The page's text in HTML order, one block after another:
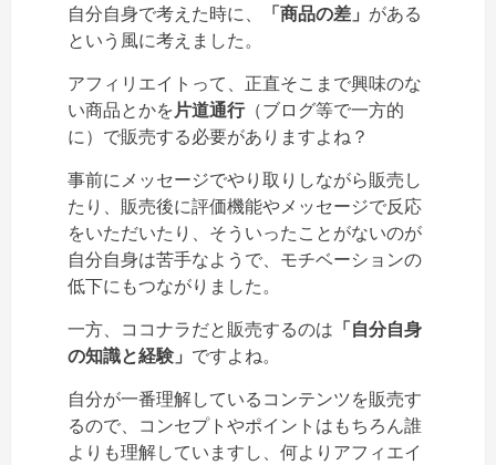
自分自身で考えた時に、
「商品の差」 がある
という風に考えました。
アフィリエイトって、正直そこまで興味のな
い商品とかを 片道通行（ブログ等で一方的
に）で販売する必要がありますよね？
事前にメッセージでやり取りしながら販売し
たり、販売後に評価機能やメッセージで反応
をいただいたり、そういったことがないのが
自分自身は苦手なようで、モチベーションの
低下にもつながりました。
一方、ココナラだと販売するのは 「自分自身
の知識と経験」 ですよね。
自分が一番理解しているコンテンツを販売す
るので、コンセプトやポイントはもちろん誰
よりも理解していますし、何よりアフィエイ